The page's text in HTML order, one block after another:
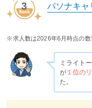
3 パソナキャ
※求人数は2026年6月時点の数
ミライト
が１位の
た。